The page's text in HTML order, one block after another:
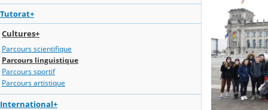
Tutorat+
Cultures+
Parcours scientifique
Parcours linguistique
Parcours sportif
Parcours artistique
International+